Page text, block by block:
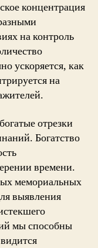
концентрация
на контроль
ускоряется, как
на
отрезки
Богатство
времени.
мемориальных
выявления
мы способны